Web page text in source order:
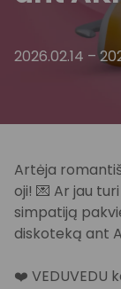
2026.02.14 –
Artėja
oji! 💌 Ar jau
simpatiją
diskoteką ant
❤️ VEDUVEDU